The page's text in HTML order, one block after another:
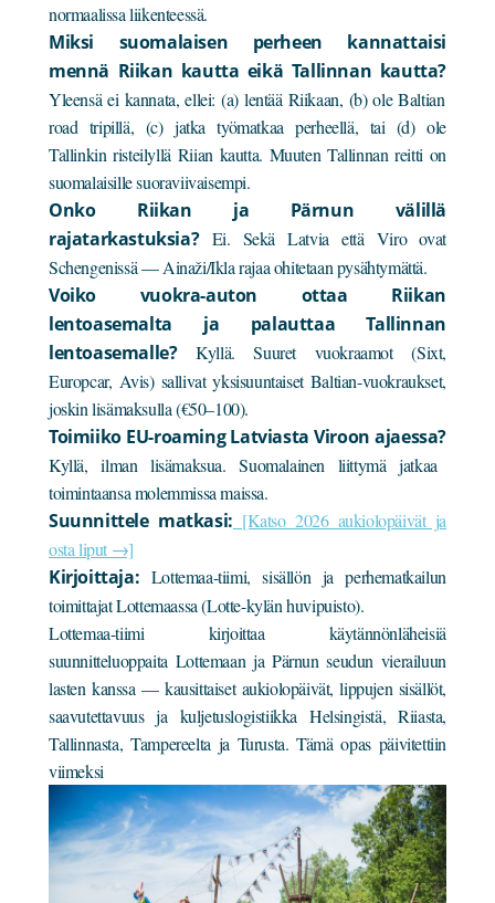
normaalissa liikenteessä.
Miksi suomalaisen perheen kannattaisi
mennä Riikan kautta eikä Tallinnan kautta?
Yleensä ei kannata, ellei: (a) lentää Riikaan, (b) ole Baltian
road tripillä, (c) jatka työmatkaa perheellä, tai (d) ole
Tallinkin risteilyllä Riian kautta. Muuten Tallinnan reitti on
suomalaisille suoraviivaisempi.
Onko Riikan ja Pärnun välillä
rajatarkastuksia?Ei. Sekä Latvia että Viro ovat
Schengenissä — Ainaži/Ikla rajaa ohitetaan pysähtymättä.
Voiko vuokra-auton ottaa Riikan
lentoasemalta ja palauttaa Tallinnan
lentoasemalle?Kyllä. Suuret vuokraamot (Sixt,
Europcar, Avis) sallivat yksisuuntaiset Baltian-vuokraukset,
joskin lisämaksulla (€50–100).
Toimiiko EU-roaming Latviasta Viroon ajaessa?
Kyllä, ilman lisämaksua. Suomalainen liittymä jatkaa
toimintaansa molemmissa maissa.
Suunnittele matkasi: [Katso 2026 aukiolopäivät ja
osta liput →]
Kirjoittaja: Lottemaa-tiimi, sisällön ja perhematkailun
toimittajat Lottemaassa (Lotte-kylän huvipuisto).
Lottemaa-tiimi kirjoittaa käytännönläheisiä
suunnitteluoppaita Lottemaan ja Pärnun seudun vierailuun
lasten kanssa — kausittaiset aukiolopäivät, lippujen sisällöt,
saavutettavuus ja kuljetuslogistiikka Helsingistä, Riiasta,
Tallinnasta, Tampereelta ja Turusta. Tämä opas päivitettiin
viimeksi